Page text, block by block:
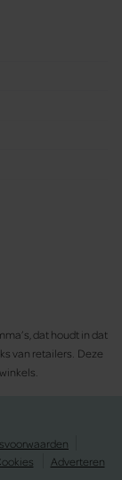
dat houdt in dat
van retailers. Deze
Adverteren